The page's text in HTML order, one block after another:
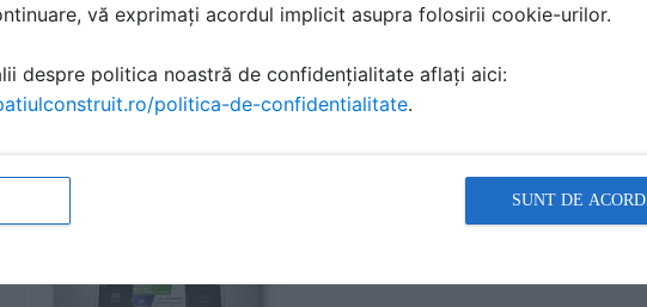
vă exprimați acordul implicit asupra folosirii cookie-urilor.
despre politica noastră de confidențialitate aflați aici:
politica-de-confidentialitate.
SUNT DE ACORD